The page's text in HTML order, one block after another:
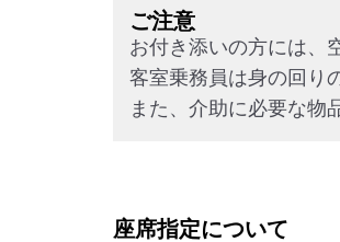
ご注意
お付き添いの方には、
客室乗務員は身の回り
また、介助に必要な物
座席指定について